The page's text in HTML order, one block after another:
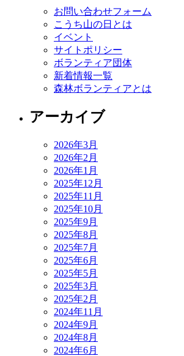
お問い合わせフォーム
こうち山の日とは
イベント
サイトポリシー
ボランティア団体
新着情報一覧
森林ボランティアとは
アーカイブ
2026年3月
2026年2月
2026年1月
2025年12月
2025年11月
2025年10月
2025年9月
2025年8月
2025年7月
2025年6月
2025年5月
2025年3月
2025年2月
2024年11月
2024年9月
2024年8月
2024年6月